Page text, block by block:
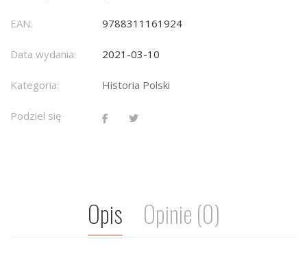
EAN: 9788311161924
Data wydania: 2021-03-10
Kategoria: Historia Polski
Podziel się
Opis Opinie (0)